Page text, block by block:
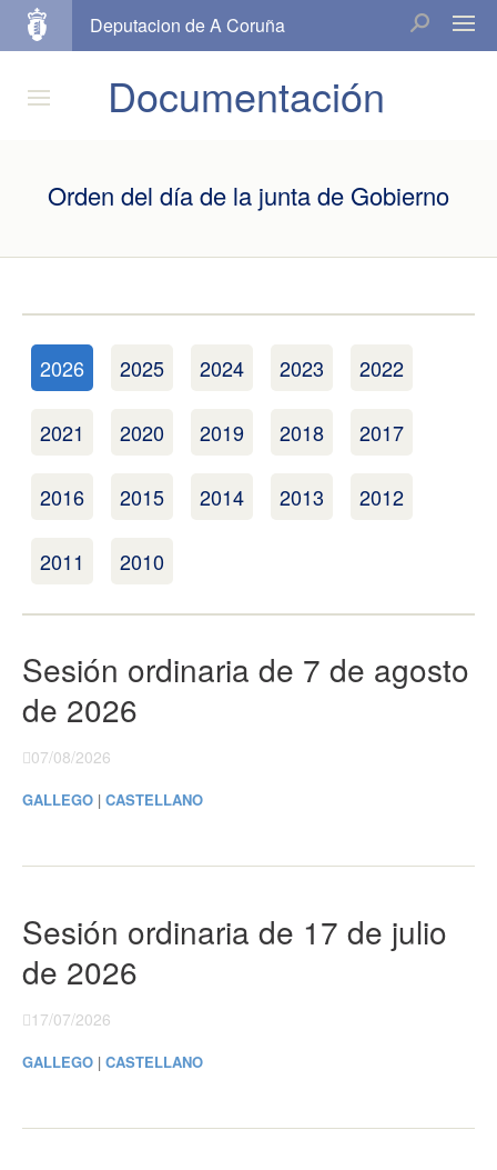
Deputacion de A Coruña
Documentación
Orden del día de la junta de Gobierno
2026 2025 2024 2023 2022
2021 2020 2019 2018 2017
2016 2015 2014 2013 2012
2011 2010
Sesión ordinaria de 7 de agosto
de 2026
07/08/2026
GALLEGO | CASTELLANO
Sesión ordinaria de 17 de julio
de 2026
17/07/2026
GALLEGO | CASTELLANO